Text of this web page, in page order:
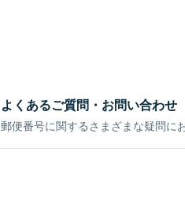
よくあるご質問・お問い合わせ
郵便番号に関するさまざまな疑問に